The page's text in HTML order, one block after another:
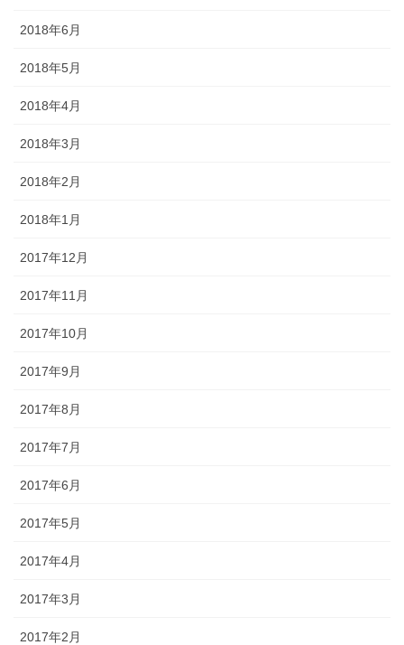
2018年6月
2018年5月
2018年4月
2018年3月
2018年2月
2018年1月
2017年12月
2017年11月
2017年10月
2017年9月
2017年8月
2017年7月
2017年6月
2017年5月
2017年4月
2017年3月
2017年2月